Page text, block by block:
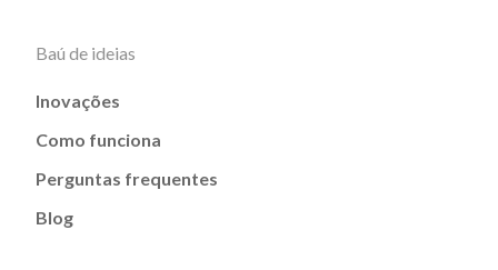
Baú de ideias
Inovações
Como funciona
Perguntas frequentes
Blog